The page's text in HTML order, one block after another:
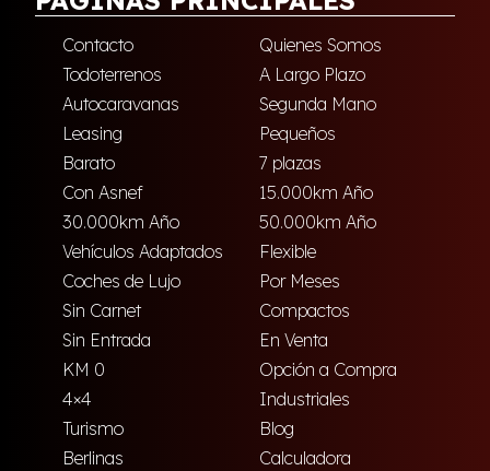
Contacto
Quienes Somos
Todoterrenos
A Largo Plazo
Autocaravanas
Segunda Mano
Leasing
Pequeños
Barato
7 plazas
Con Asnef
15.000km Año
30.000km Año
50.000km Año
Vehículos Adaptados
Flexible
Coches de Lujo
Por Meses
Sin Carnet
Compactos
Sin Entrada
En Venta
KM 0
Opción a Compra
4×4
Industriales
Turismo
Blog
Berlinas
Calculadora